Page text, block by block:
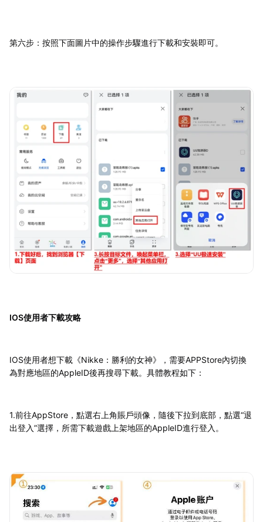
第六步：按照下面圖片中的操作步驟進行下載和安裝即可。
IOS使用者下載攻略
IOS使用者想下載《Nikke：勝利的女神》，需要APPStore內切換
為對應地區的AppleID後再搜尋下載。具體教程如下：
1.前往AppStore，點選右上角賬戶頭像，隨後下拉到底部，點選“退
出登入”選擇，所需下載遊戲上架地區的AppleID進行登入。